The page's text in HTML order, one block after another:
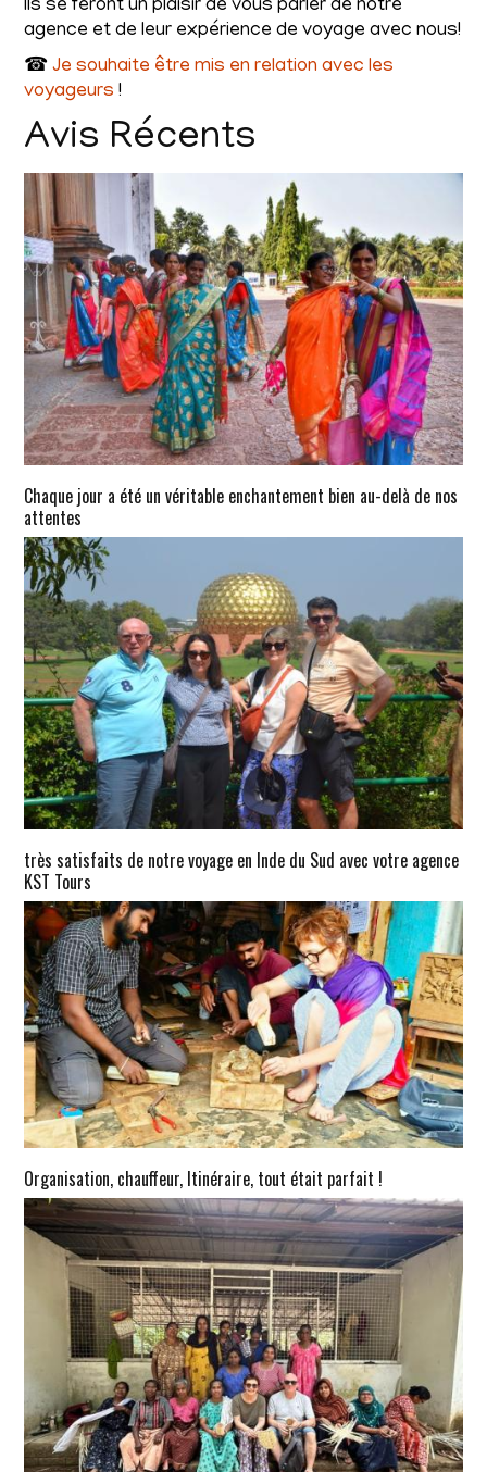
Ils se feront un plaisir de vous parler de notre
agence et de leur expérience de voyage avec nous!
☎Je souhaite être mis en relation avec les
voyageurs !
Avis Récents
Chaque jour a été un véritable enchantement bien au-delà de nos
attentes
très satisfaits de notre voyage en Inde du Sud avec votre agence
KST Tours
Organisation, chauffeur, Itinéraire, tout était parfait !